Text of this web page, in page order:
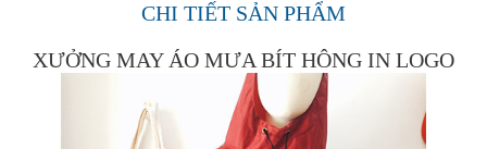
CHI TIẾT SẢN PHẨM
XƯỞNG MAY ÁO MƯA BÍT HÔNG IN LOGO